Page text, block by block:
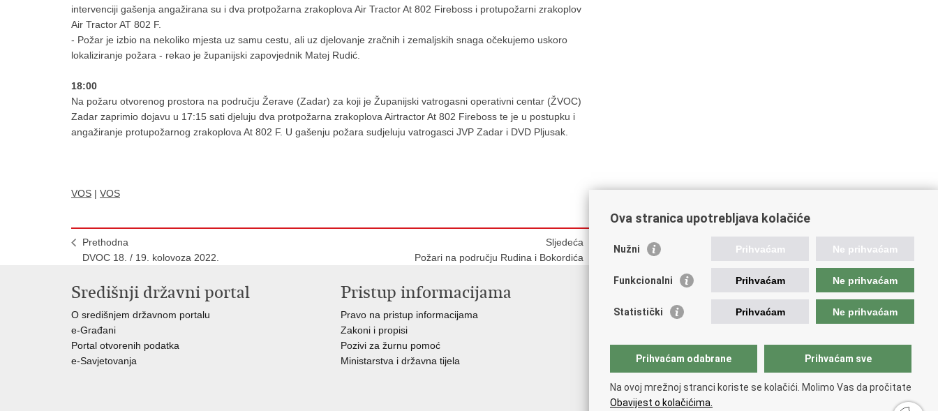
intervenciji gašenja angažirana su i dva protpožarna zrakoplova Air Tractor At 802 Fireboss i protupožarni zrakoplov
Air Tractor AT 802 F.
- Požar je izbio na nekoliko mjesta uz samu cestu, ali uz djelovanje zračnih i zemaljskih snaga očekujemo uskoro
lokaliziranje požara - rekao je županijski zapovjednik Matej Rudić.
18:00
Na požaru otvorenog prostora na području Žerave (Zadar) za koji je Županijski vatrogasni operativni centar (ŽVOC)
Zadar zaprimio dojavu u 17:15 sati djeluju dva protpožarna zrakoplova Airtractor At 802 Fireboss te je u postupku i
angažiranje protupožarnog zrakoplova At 802 F. U gašenju požara sudjeluju vatrogasci JVP Zadar i DVD Pljusak.
VOS | VOS
Prethodna
DVOC 18. / 19. kolovoza 2022.
Sljedeća
Požari na području Rudina i Bokordića
Središnji državni portal
O središnjem državnom portalu
e-Građani
Portal otvorenih podatka
e-Savjetovanja
Pristup informacijama
Pravo na pristup informacijama
Zakoni i propisi
Pozivi za žurnu pomoć
Ministarstva i državna tijela
Važne poveznice
Vlada RH
Muzej hrvatskog vatrogastva
The Federation of EUropean Fire Officers FEU
Intranet (samo za službenike HVZ)
Ova stranica upotrebljava kolačiće
Nužni Prihvaćam Ne prihvaćam
Funkcionalni Prihvaćam Ne prihvaćam
Statistički Prihvaćam Ne prihvaćam
Prihvaćam odabrane Prihvaćam sve
Na ovoj mrežnoj stranci koriste se kolačići. Molimo Vas da pročitate
Obavijest o kolačićima.